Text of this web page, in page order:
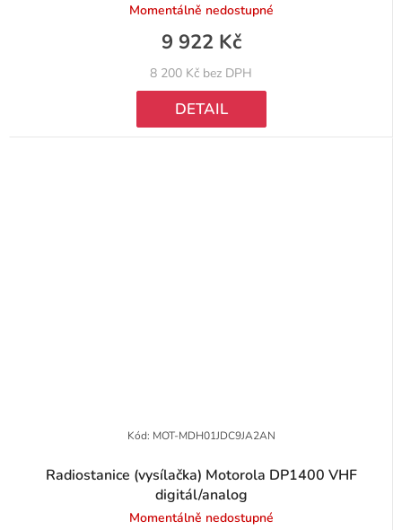
Momentálně nedostupné
8 200 Kč bez DPH
9 922 Kč
DETAIL
Radiostanice (vysílačka) Motorola DP1400 VHF
digitál/analog
Momentálně nedostupné
Kód: MOT-MDH01JDC9JA2AN